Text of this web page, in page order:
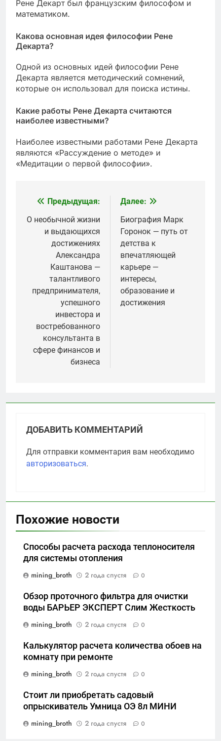
Рене Декарт был французским философом и
математиком.
Какова основная идея философии Рене
Декарта?
Одной из основных идей философии Рене
Декарта является методический сомнений,
которые он использовал для поиска истины.
Какие работы Рене Декарта считаются
наиболее известными?
Наиболее известными работами Рене Декарта
являются «Рассуждение о методе» и
«Медитации о первой философии».
Навигация
по
записям
Предыдущая:
О необычной жизни
и выдающихся
достижениях
Александра
Каштанова —
талантливого
предпринимателя,
успешного
инвестора и
востребованного
консультанта в
сфере финансов и
бизнеса
Далее:
Биография Марк
Горонок — путь от
детства к
впечатляющей
карьере —
интересы,
образование и
достижения
ДОБАВИТЬ КОММЕНТАРИЙ
Для отправки комментария вам необходимо
авторизоваться.
Похожие новости
Способы расчета расхода теплоносителя
для системы отопления
mining_broth
2 года спустя 0
Обзор проточного фильтра для очистки
воды БАРЬЕР ЭКСПЕРТ Слим Жесткость
mining_broth
2 года спустя 0
Калькулятор расчета количества обоев на
комнату при ремонте
mining_broth
2 года спустя 0
Стоит ли приобретать садовый
опрыскиватель Умница ОЭ 8л МИНИ
mining_broth
2 года спустя 0